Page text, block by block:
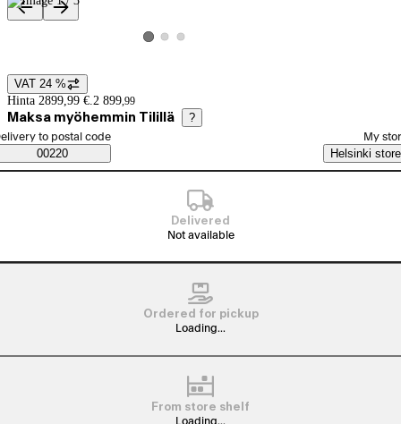
Product images and videos
View product image 1
View product image 2
View product image 3
Price details
VAT 24 %
Hinta 2899,99 €. 2 899,99
Maksa myöhemmin Tilillä ?
Saatavuustiedot
order method
to postal code
00220
My
Helsinki store
Delivered
Not available
Ordered for pickup
Loading...
From store shelf
Loading...